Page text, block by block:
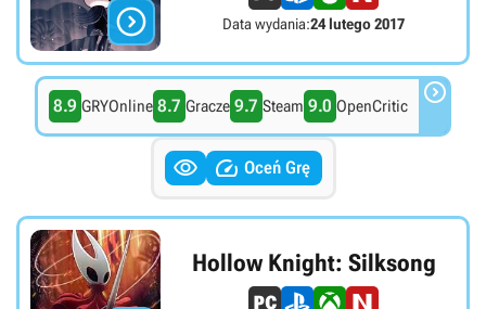
 Data wydania:24 lutego 2017
8.9 GRYOnline 8.7 Gracze 9.7 Steam 9.0 OpenCritic 
  Oceń Grę
Hollow Knight: Silksong